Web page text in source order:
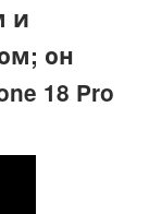
и
он
18 Pro